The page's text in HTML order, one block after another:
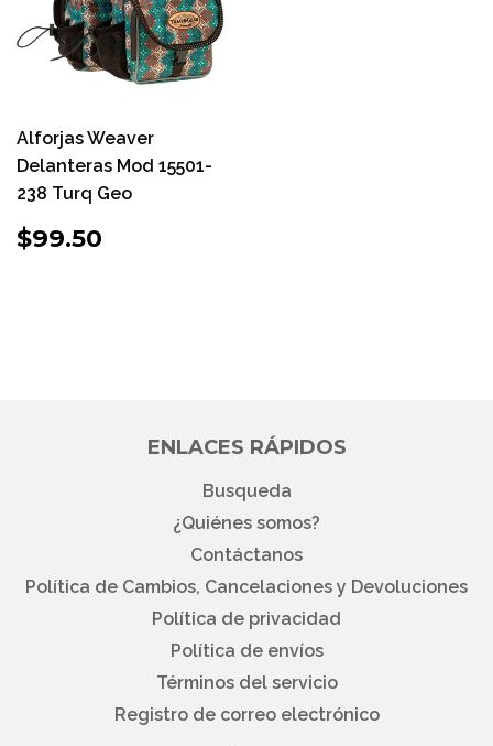
Alforjas Weaver
Delanteras Mod 15501-
238 Turq Geo
PRECIO
HABITUAL
$99.50
ENLACES RÁPIDOS
Busqueda
¿Quiénes somos?
Contáctanos
Política de Cambios, Cancelaciones y Devoluciones
Política de privacidad
Política de envíos
Términos del servicio
Registro de correo electrónico